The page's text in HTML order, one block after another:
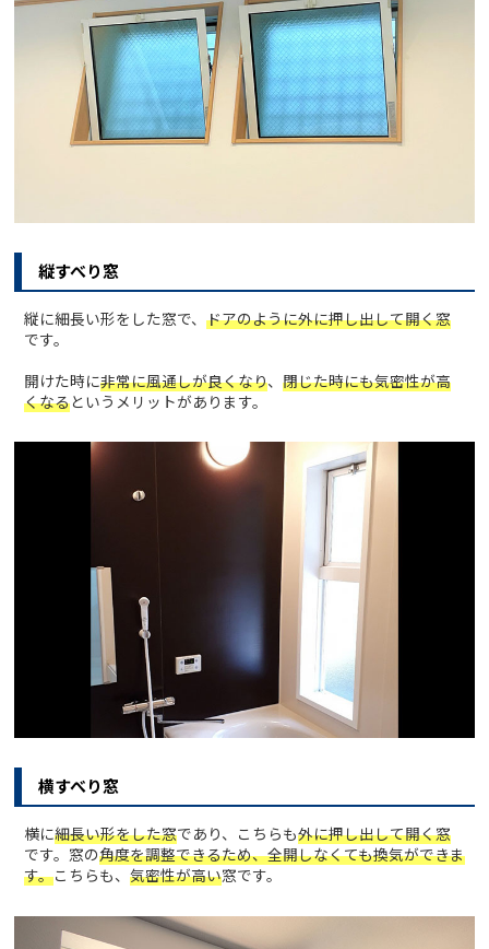
縦すべり窓
縦に細長い形をした窓で、 ドアのように外に押し出して開く窓
です。
開けた時に非常に風通しが良くなり、 閉じた時にも気密性が高
くなるというメリットがあります。
横すべり窓
横に細長い形をした窓であり、こちらも外に押し出して開く窓
です。窓の角度を調整できるため、全開しなくても換気ができま
す。こちらも、 気密性が高い窓です。